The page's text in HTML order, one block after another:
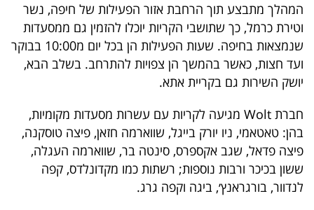
40
UNDER
40
שיתופי
פעולה
המהלך מתבצע תוך הרחבת אזור הפעילות של חיפה, נשר
וטירת כרמל, כך שתושבי הקריות יוכלו להזמין גם ממסעדות
שנמצאות בחיפה. שעות הפעילות הן בכל יום מ10:00 בבוקר
ועד חצות, כאשר בהמשך הן צפויות להתרחב. בשלב הבא,
יושק השירות גם בקריית אתא.
חברת Wolt מגיעה לקריות עם עשרות מסעדות מקומיות,
בהן: טאטאמי, ניו יורק בייגל, שווארמה חזאן, פיצה טוסקנה,
פיצה פדאל, שגב אקספרס, סינטה בר, שווארמה העגלה,
ששון בכיכר ורבות נוספות; רשתות כמו מקדונלדס, קפה
לנדוור, בורגראנץ׳, ביגה וקפה גרג.